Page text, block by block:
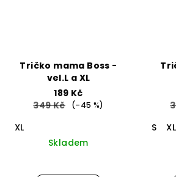
Tričko mama Boss -
vel.L a XL
189 Kč
349 Kč
(–45 %)
XL
Skladem
S
XL